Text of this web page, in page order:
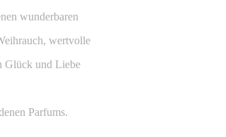
wunderbaren
wertvolle
Glück und Liebe
Parfums.